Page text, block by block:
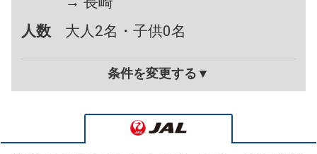
人数
大人2名・子供0名
条件を変更する▼